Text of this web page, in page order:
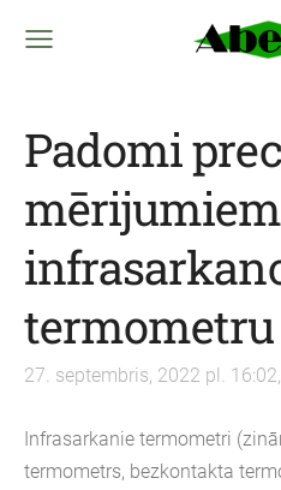
Padomi
termometru
27. septembris, 2022 pl. 16:02,
Infrasarkanie termometri
termometrs, bezkontakta